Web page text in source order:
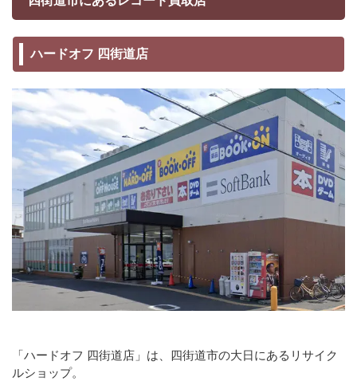
ハードオフ 四街道店
「ハードオフ 四街道店」は、四街道市の大日にあるリサイク
ルショップ。